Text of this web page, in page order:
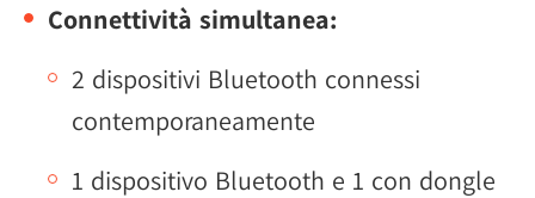
Connettività simultanea:
2 dispositivi Bluetooth connessi
contemporaneamente
1 dispositivo Bluetooth e 1 con dongle